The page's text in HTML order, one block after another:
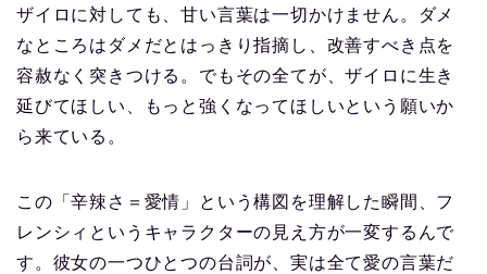
ザイロに対しても、甘い言葉は一切かけません。ダメ
なところはダメだとはっきり指摘し、改善すべき点を
容赦なく突きつける。でもその全てが、ザイロに生き
延びてほしい、もっと強くなってほしいという願いか
ら来ている。
この「辛辣さ＝愛情」という構図を理解した瞬間、フ
レンシィというキャラクターの見え方が一変するんで
す。彼女の一つひとつの台詞が、実は全て愛の言葉だ